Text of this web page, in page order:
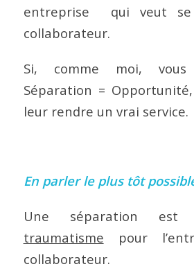
entreprise qui veut se
collaborateur.
Si, comme moi,
Séparation =
leur rendre un vrai service.
En parler le plus tôt
Une séparation est
traumatisme pour
collaborateur.